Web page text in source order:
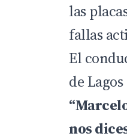
las
fallas
El
de
nos